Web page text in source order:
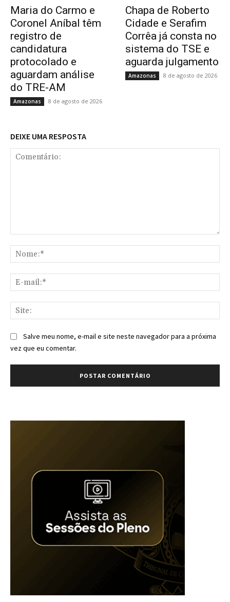
Maria do Carmo e
Coronel Aníbal têm
registro de
candidatura
protocolado e
aguardam análise
do TRE-AM
Amazonas 8 de agosto de 2026
Chapa de Roberto
Cidade e Serafim
Corrêa já consta no
sistema do TSE e
aguarda julgamento
Amazonas 8 de agosto de 2026
DEIXE UMA RESPOSTA
Salve meu nome, e-mail e site neste navegador para a próxima
vez que eu comentar.